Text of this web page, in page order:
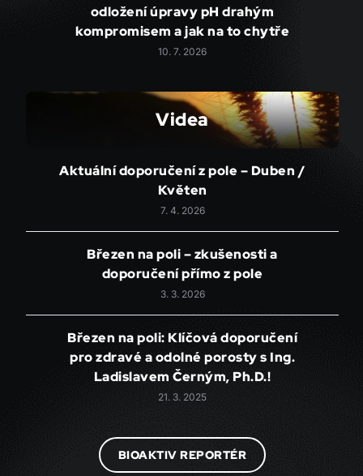
odložení úpravy pH drahým
kompromisem a jak na to chytře
10. 7. 2026
Videa
Aktuální doporučení z pole – Duben /
Květen
7. 4. 2026
Březen na poli – zkušenosti a
doporučení přímo z pole
3. 3. 2026
Březen na poli: Klíčová doporučení
pro zdravé a odolné porosty s Ing.
Ladislavem Černým, Ph.D.!
21. 3. 2025
BIOAKTIV REPORTÉR